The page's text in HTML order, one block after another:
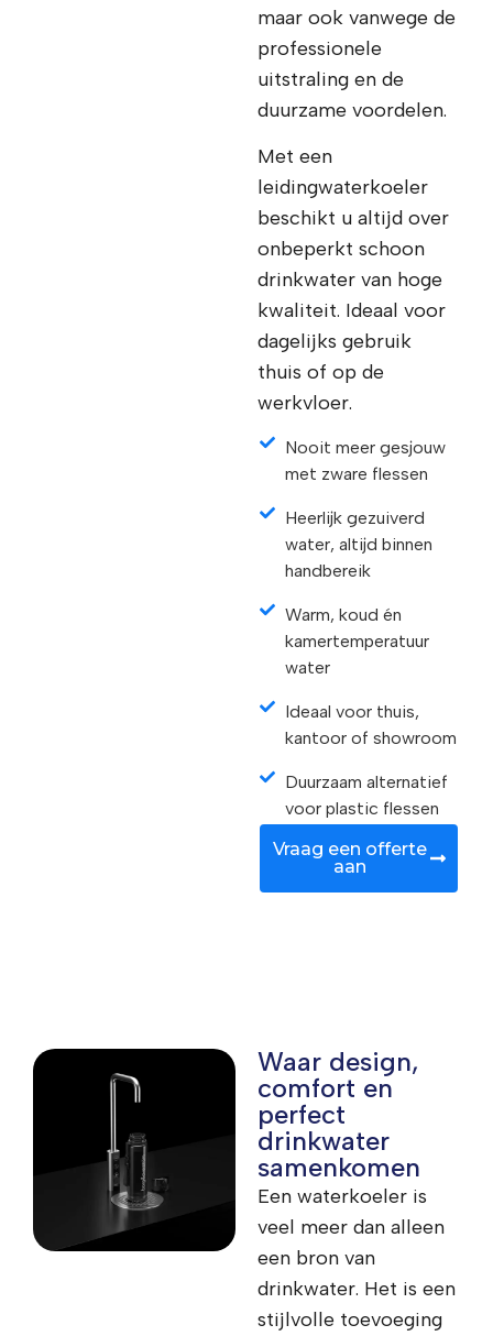
maar ook vanwege de
professionele
uitstraling en de
duurzame voordelen.
Met een
leidingwaterkoeler
beschikt u altijd over
onbeperkt schoon
drinkwater van hoge
kwaliteit. Ideaal voor
dagelijks gebruik
thuis of op de
werkvloer.
Nooit meer gesjouw
met zware flessen
Heerlijk gezuiverd
water, altijd binnen
handbereik
Warm, koud én
kamertemperatuur
water
Ideaal voor thuis,
kantoor of showroom
Duurzaam alternatief
voor plastic flessen
Vraag een offerte
aan
Waar design,
comfort en
perfect
drinkwater
samenkomen
Een waterkoeler is
veel meer dan alleen
een bron van
drinkwater. Het is een
stijlvolle toevoeging